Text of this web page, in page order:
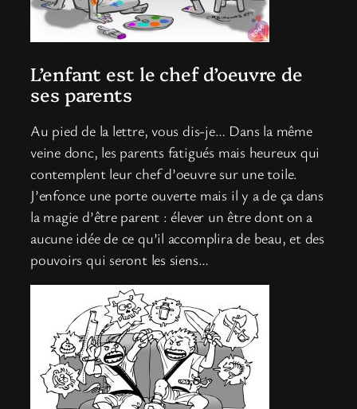
L’enfant est le chef d’oeuvre de
ses parents
Au pied de la lettre, vous dis-je… Dans la même
veine donc, les parents fatigués mais heureux qui
contemplent leur chef d’oeuvre sur une toile.
J’enfonce une porte ouverte mais il y a de ça dans
la magie d’être parent : élever un être dont on a
aucune idée de ce qu’il accomplira de beau, et des
pouvoirs qui seront les siens…